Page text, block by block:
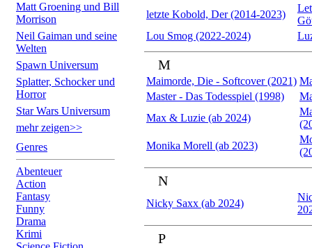
Matt Groening und Bill
Morrison
Neil Gaiman und seine
Welten
Spawn Universum
Splatter, Schocker und
Horror
Star Wars Universum
mehr zeigen>>
Genres
Abenteuer
Action
Fantasy
Funny
Drama
Krimi
letzte Kobold, Der (2014-2023)
Lou Smog (2022-2024)
M
Maimorde, Die - Softcover (2021)
Master - Das Todesspiel (1998)
Max & Luzie (ab 2024)
Monika Morell (ab 2023)
N
Nicky Saxx (ab 2024)
P